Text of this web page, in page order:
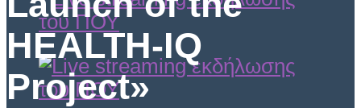
HEALTH-IQ
Project»